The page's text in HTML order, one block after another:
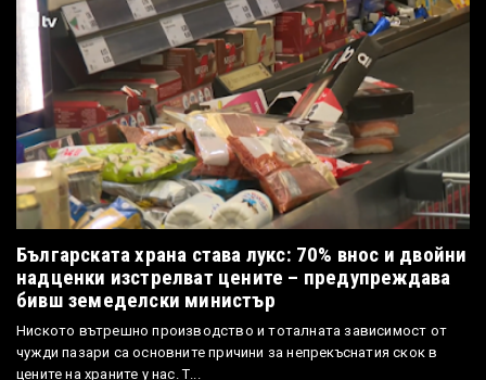
Българската храна става лукс: 70% внос и двойни
надценки изстрелват цените – предупреждава
бивш земеделски министър
Ниското вътрешно производство и тоталната зависимост от
чужди пазари са основните причини за непрекъснатия скок в
цените на храните у нас. Т...